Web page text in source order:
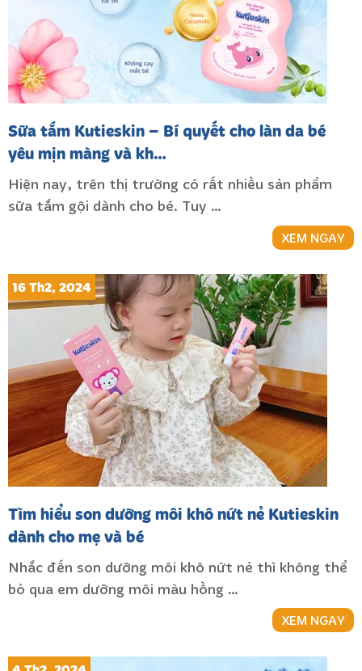
Sữa tắm Kutieskin – Bí quyết cho làn da bé
yêu mịn màng và kh…
Hiện nay, trên thị trường có rất nhiều sản phẩm
sữa tắm gội dành cho bé. Tuy …
XEM NGAY
Tìm hiểu son dưỡng môi khô nứt nẻ Kutieskin
dành cho mẹ và bé
16 Th2, 2024
Nhắc đến son dưỡng môi khô nứt nẻ thì không thể
bỏ qua em dưỡng môi màu hồng …
XEM NGAY